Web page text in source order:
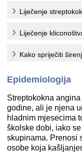
Liječenje
Liječenje
Kako spriječiti
Epidemiologija
Streptokokna
godine, ali je njena
hladnim mjesecima
školske dobi, iako
skupinama. Prenosi
osobe koja